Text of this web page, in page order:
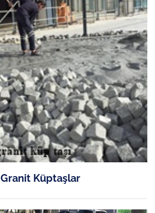
Granit Küptaşlar